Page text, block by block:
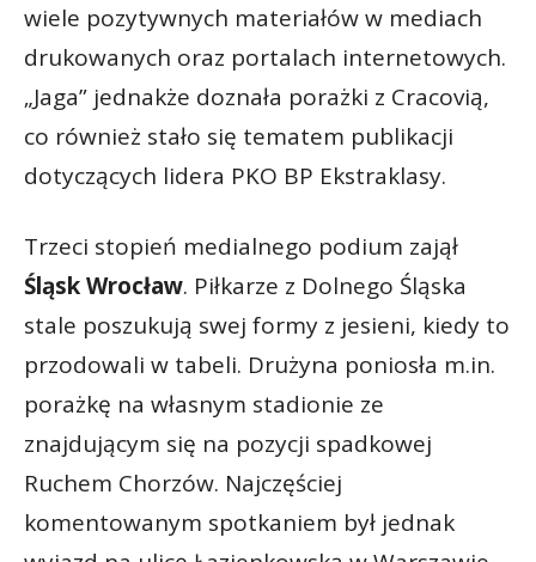
wiele pozytywnych materiałów w mediach
drukowanych oraz portalach internetowych.
„Jaga” jednakże doznała porażki z Cracovią,
co również stało się tematem publikacji
dotyczących lidera PKO BP Ekstraklasy.
Trzeci stopień medialnego podium zajął
Śląsk Wrocław. Piłkarze z Dolnego Śląska
stale poszukują swej formy z jesieni, kiedy to
przodowali w tabeli. Drużyna poniosła m.in.
porażkę na własnym stadionie ze
znajdującym się na pozycji spadkowej
Ruchem Chorzów. Najczęściej
komentowanym spotkaniem był jednak